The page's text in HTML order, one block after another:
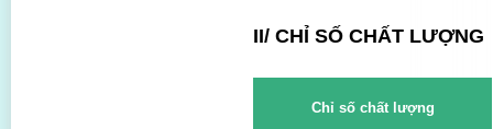
II/ CHỈ SỐ CHẤT LƯỢNG
Chỉ số chất lượng